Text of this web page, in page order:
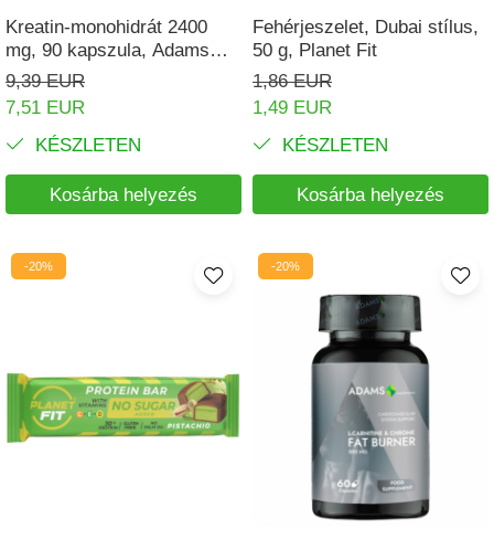
Kreatin-monohidrát 2400
mg, 90 kapszula, Adams
Supplements
9,39 EUR
7,51 EUR
KÉSZLETEN
Kosárba helyezés
Fehérjeszelet, Dubai stílus,
50 g, Planet Fit
1,86 EUR
1,49 EUR
KÉSZLETEN
Kosárba helyezés
-20% -20%